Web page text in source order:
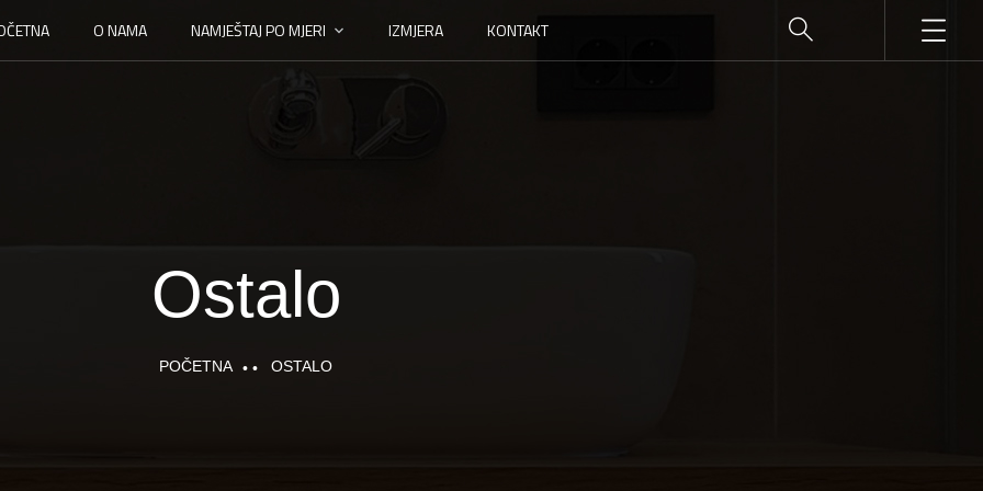
O NAMA NAMJEŠTAJ PO MJERI IZMJERA KONTAKT
Ostalo
POČETNA OSTALO